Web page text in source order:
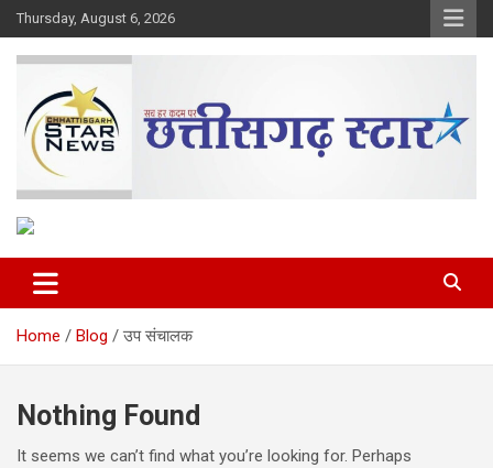
Skip
to
content
Thursday, August 6, 2026
Chhattisgarh Star
Home Blog उप संचालक
Nothing Found
It seems we can’t find what you’re looking for. Perhaps